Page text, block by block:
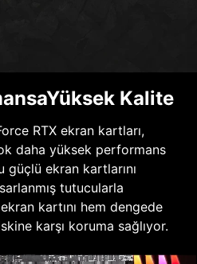
Kalite
RTX ekran kartları,
daha yüksek performans
güçlü ekran kartlarını
tutucularla
kartını hem dengede
karşı koruma sağlıyor.